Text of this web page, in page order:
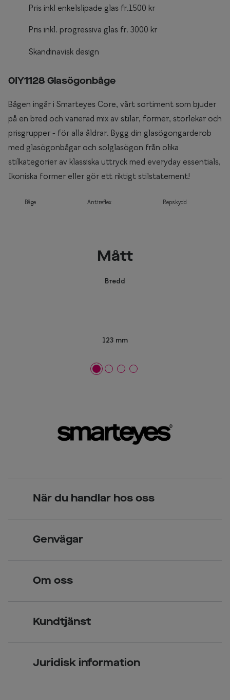
Pris inkl enkelslipade glas fr.1500 kr
Pris inkl. progressiva glas fr. 3000 kr
Skandinavisk design
0IY1128 Glasögonbåge
Bågen ingår i Smarteyes Core, vårt sortiment som bjuder
på en bred och varierad mix av stilar, former, storlekar och
prisgrupper - för alla åldrar. Bygg din glasögongarderob
med glasögonbågar och solglasögon från olika
stilkategorier av klassiska uttryck med everyday essentials,
Ikoniska former eller gör ett riktigt stilstatement!
Båge Antireflex Repskydd
Mått
Bredd
123 mm
När du handlar hos oss
Över 70 butiker
Genvägar
Kontaktlinser
Om oss
Kundtjänst
Juridisk information